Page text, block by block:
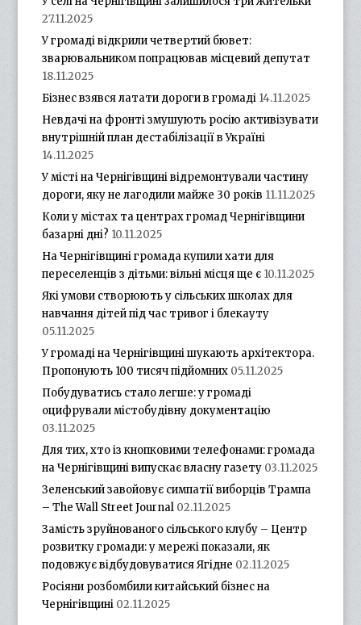
27.11.2025
У громаді відкрили четвертий бювет:
зварювальником попрацював місцевий депутат
18.11.2025
Бізнес взявся латати дороги в громаді 14.11.2025
Невдачі на фронті змушують росію активізувати
внутрішній план дестабілізації в Україні
14.11.2025
У місті на Чернігівщині відремонтували частину
дороги, яку не лагодили майже 30 років 11.11.2025
Коли у містах та центрах громад Чернігівщини
базарні дні? 10.11.2025
На Чернігівщині громада купили хати для
переселенців з дітьми: вільні місця ще є 10.11.2025
Які умови створюють у сільських школах для
навчання дітей під час тривог і блекауту
05.11.2025
У громаді на Чернігівщині шукають архітектора.
Пропонують 100 тисяч підйомних 05.11.2025
Побудуватись стало легше: у громаді
оцифрували містобудівну документацію
03.11.2025
Для тих, хто із кнопковими телефонами: громада
на Чернігівщині випускає власну газету 03.11.2025
Зеленський завойовує симпатії виборців Трампа
– The Wall Street Journal 02.11.2025
Замість зруйнованого сільського клубу – Центр
розвитку громади: у мережі показали, як
подовжує відбудовуватися Ягідне 02.11.2025
Росіяни розбомбили китайський бізнес на
Чернігівщині 02.11.2025